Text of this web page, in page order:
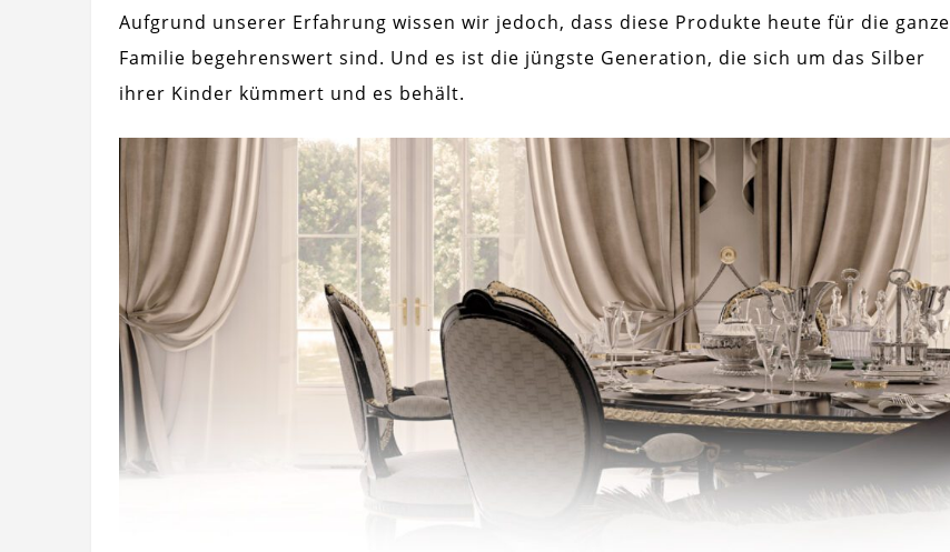
Aufgrund unserer Erfahrung wissen wir jedoch, dass diese Produkte heute für die ganze
Familie begehrenswert sind. Und es ist die jüngste Generation, die sich um das Silber
ihrer Kinder kümmert und es behält.